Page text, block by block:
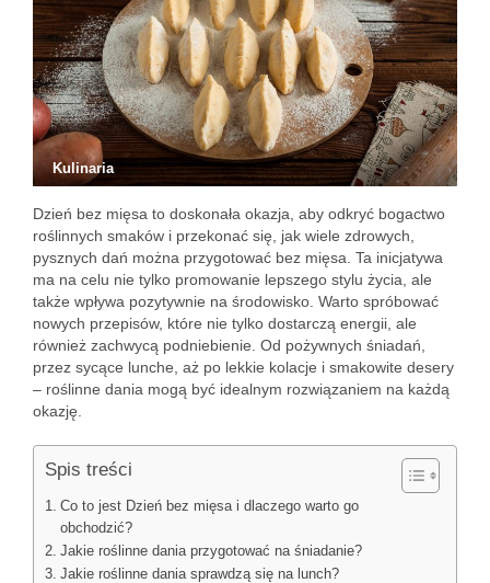
Kulinaria
Dzień bez mięsa to doskonała okazja, aby odkryć bogactwo
roślinnych smaków i przekonać się, jak wiele zdrowych,
pysznych dań można przygotować bez mięsa. Ta inicjatywa
ma na celu nie tylko promowanie lepszego stylu życia, ale
także wpływa pozytywnie na środowisko. Warto spróbować
nowych przepisów, które nie tylko dostarczą energii, ale
również zachwycą podniebienie. Od pożywnych śniadań,
przez sycące lunche, aż po lekkie kolacje i smakowite desery
– roślinne dania mogą być idealnym rozwiązaniem na każdą
okazję.
Spis treści
Co to jest Dzień bez mięsa i dlaczego warto go
obchodzić?
Jakie roślinne dania przygotować na śniadanie?
Jakie roślinne dania sprawdzą się na lunch?